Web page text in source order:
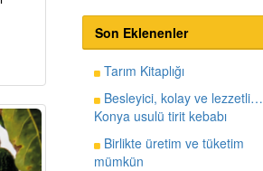
Son Eklenenler
Tarım Kitaplığı
Besleyici, kolay ve lezzetli…
Konya usulü tirit kebabı
Birlikte üretim ve tüketim
mümkün